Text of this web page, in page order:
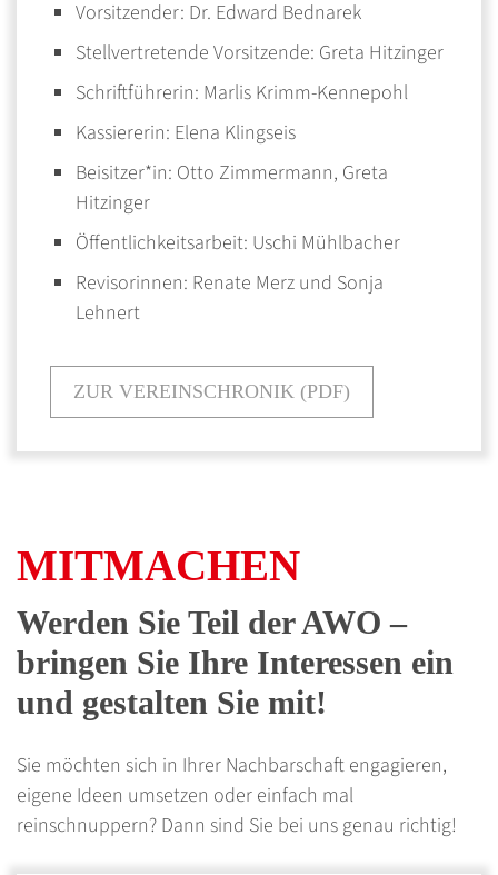
Vorsitzender: Dr. Edward Bednarek
Stellvertretende Vorsitzende: Greta Hitzinger
Schriftführerin: Marlis Krimm-Kennepohl
Kassiererin: Elena Klingseis
Beisitzer*in: Otto Zimmermann, Greta
Hitzinger
Öffentlichkeitsarbeit: Uschi Mühlbacher
Revisorinnen: Renate Merz und Sonja
Lehnert
ZUR VEREINSCHRONIK (PDF)
MITMACHEN
Werden Sie Teil der AWO –
bringen Sie Ihre Interessen ein
und gestalten Sie mit!
Sie möchten sich in Ihrer Nachbarschaft engagieren,
eigene Ideen umsetzen oder einfach mal
reinschnuppern? Dann sind Sie bei uns genau richtig!